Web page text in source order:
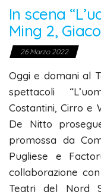
In scena
Ming 2,
26 Marzo 2022
Oggi e domani al
spettacoli
Costantini, Cirro e
De Nitto
promossa da
Pugliese e
collaborazione
Teatri del Nord